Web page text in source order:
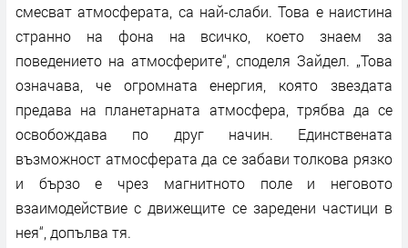
смесват атмосферата, са най-слаби. Това е наистина
странно на фона на всичко, което знаем за
поведението на атмосферите“, споделя Зайдел. „Това
означава, че огромната енергия, която звездата
предава на планетарната атмосфера, трябва да се
освобождава по друг начин. Единствената
възможност атмосферата да се забави толкова рязко
и бързо е чрез магнитното поле и неговото
взаимодействие с движещите се заредени частици в
нея“, допълва тя.